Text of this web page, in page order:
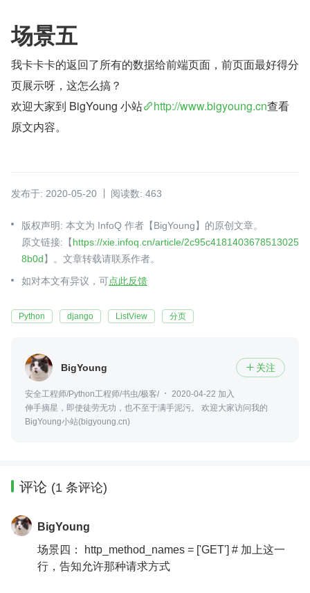
场景五
我卡卡卡的返回了所有的数据给前端页面，前页面最好得分
页展示呀，这怎么搞？
欢迎大家到 BigYoung 小站
http://www.bigyoung.cn查看
原文内容。
发布于: 2020-05-20 阅读数: 463
版权声明: 本文为 InfoQ 作者【BigYoung】的原创文章。
原文链接:【https://xie.infoq.cn/article/2c95c4181403678513025
8b0d】。文章转载请联系作者。
如对本文有异议，可点此反馈
Python django ListView 分页
BigYoung  关注
安全工程师/Python工程师/书虫/极客/
2020-04-22 加入
伸手摘星，即使徒劳无功，也不至于满手泥污。 欢迎大家访问我的
BigYoung小站(bigyoung.cn)
评论 (1 条评论)
BigYoung
场景四： http_method_names = ['GET'] # 加上这一
行，告知允许那种请求方式